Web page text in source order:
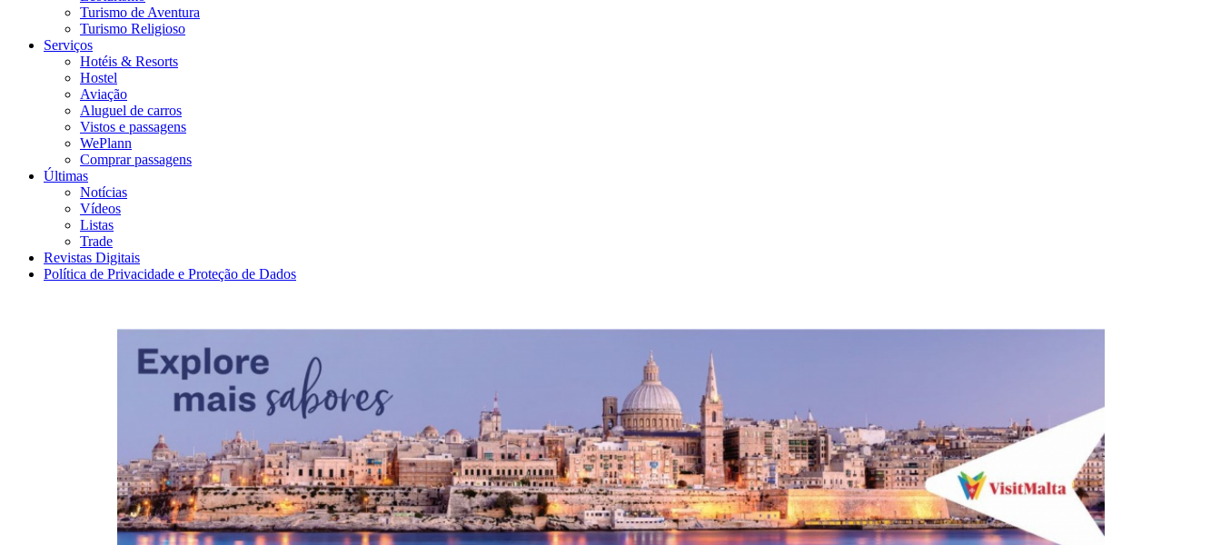
Turismo de Aventura
Turismo Religioso
Serviços
Hotéis & Resorts
Hostel
Aviação
Aluguel de carros
Vistos e passagens
WePlann
Comprar passagens
Últimas
Notícias
Vídeos
Listas
Trade
Revistas Digitais
Política de Privacidade e Proteção de Dados